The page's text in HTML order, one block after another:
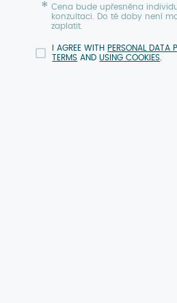
Cena bude upřesněna
konzultaci. Do té doby není
zaplatit.
I AGREE WITHPERSONAL DATA
TERMS ANDUSING COOKIES.